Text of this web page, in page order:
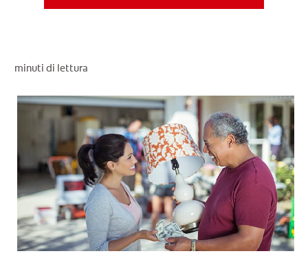
PER I PROFESSIONISTI
PROMOZIONI
IT (IT)
ISCRIVITI
minuti di lettura